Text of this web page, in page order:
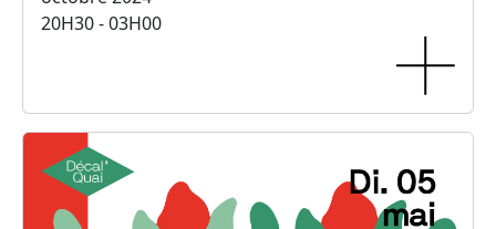
20H30 - 03H00